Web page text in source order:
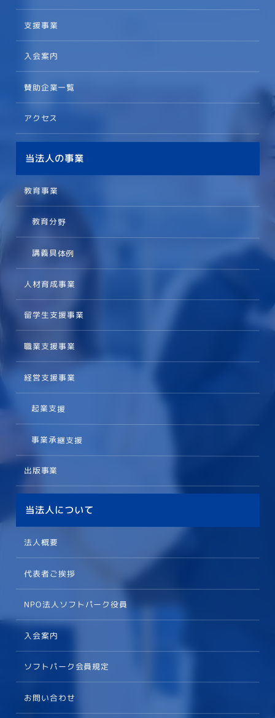
支援事業
入会案内
賛助企業一覧
アクセス
当法人の事業
教育事業
教育分野
講義具体例
人材育成事業
留学生支援事業
職業支援事業
経営支援事業
起業支援
事業承継支援
出版事業
当法人について
法人概要
代表者ご挨拶
NPO法人ソフトパーク役員
入会案内
ソフトパーク会員規定
お問い合わせ